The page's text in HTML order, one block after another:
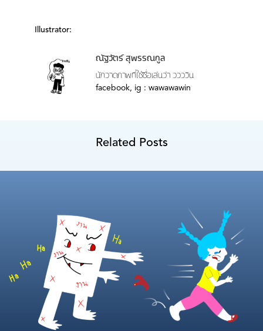
Illustrator:
ณัฐวัตร์ สุพรรณกูล
นักวาดภาพที่ใช้ชื่อเล่นว่า ววววิน
facebook, ig : wawawawin
Related Posts